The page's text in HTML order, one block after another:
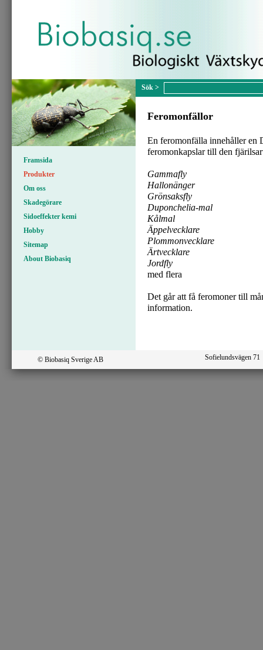
Framsida
Produkter
Om oss
Skadegörare
Sidoeffekter kemi
Hobby
Sitemap
About Biobasiq
Feromonfällor
En feromonfälla innehåller en
feromonkapslar till den
Gammafly
Hallonänger
Grönsaksfly
Duponchelia-mal
Kålmal
Äppelvecklare
Plommonvecklare
Ärtvecklare
Jordfly
med flera
Det går att få feromoner till
information.
© Biobasiq Sverige AB Sofielundsvägen